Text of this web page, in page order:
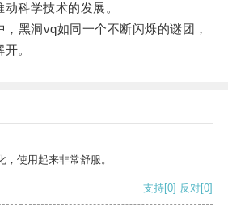
科学技术的发展。
黑洞vq如同一个不断闪烁的谜团，
。
使用起来非常舒服。
支持[0] 反对[0]